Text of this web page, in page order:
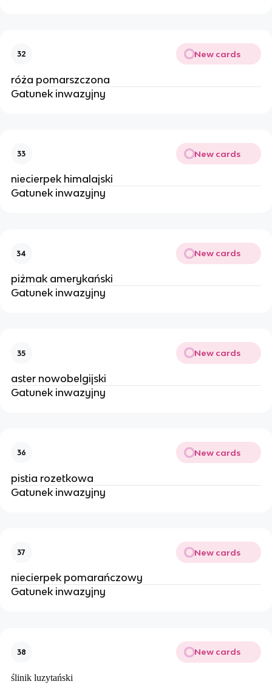
32 New cards
róża pomarszczona
Gatunek inwazyjny
33 New cards
niecierpek himalajski
Gatunek inwazyjny
34 New cards
piżmak amerykański
Gatunek inwazyjny
35 New cards
aster nowobelgijski
Gatunek inwazyjny
36 New cards
pistia rozetkowa
Gatunek inwazyjny
37 New cards
niecierpek pomarańczowy
Gatunek inwazyjny
38 New cards
ślinik luzytański